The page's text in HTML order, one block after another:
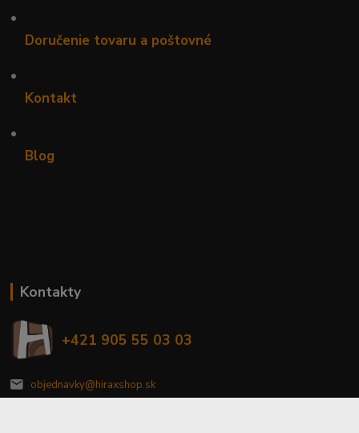
•
Doručenie tovaru a poštovné
•
Kontakt
•
Blog
Kontakty
+421 905 55 03 03
objednavky@hiraxshop.sk